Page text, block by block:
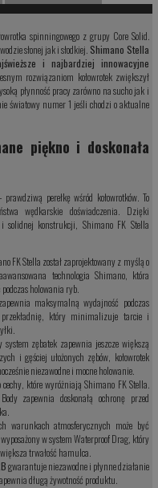
spinningowego z grupy Core Solid.
słonej jak i słodkiej. Shimano Stella
i najbardziej innowacyjne
rozwiązaniom kołowrotek zwiększył
płynność pracy zarówno na sucho jak i
światowy numer 1 jeśli chodzi o aktualne
piękno i doskonała
perełkę wśród kołowrotków. To
wędkarskie doświadczenia. Dzięki
solidnej konstrukcji, Shimano FK Stella
FK Stella został zaprojektowany z myślą o
technologia Shimano, która
holowania ryb.
maksymalną wydajność podczas
przekładnię, który minimalizuje tarcie i
system zębatek zapewnia jeszcze większą
i gęściej ułożonych zębów, kołowrotek
niezawodne i mocne holowanie.
które wyróżniają Shimano FK Stella.
zapewnia doskonałą ochronę przed
warunkach atmosferycznych może być
w system Waterproof Drag, który
trwałość hamulca.
gwarantuje niezawodne i płynne działanie
długą żywotność produktu.